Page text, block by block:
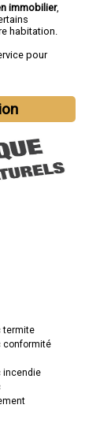
immobilier,
habitation.
pour
termite
conformité
incendie